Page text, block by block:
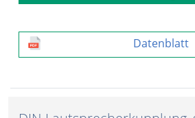
Datenblatt